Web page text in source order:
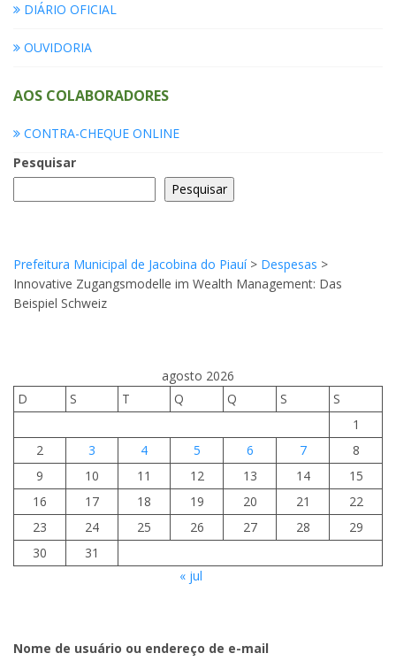
DIÁRIO OFICIAL
OUVIDORIA
AOS COLABORADORES
CONTRA-CHEQUE ONLINE
Pesquisar
Pesquisar
Prefeitura Municipal de Jacobina do Piauí> Despesas >
Innovative Zugangsmodelle im Wealth Management: Das
Beispiel Schweiz
agosto 2026
D
S T Q Q S
S
1
2
3 4 5 6 7
8
9
10 11 12 13 14
15
16
17 18 19 20 21
22
23
24 25 26 27 28
29
30
31
« jul
Nome de usuário ou endereço de e-mail